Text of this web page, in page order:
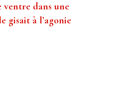
ventre dans une
gisait à l’agonie